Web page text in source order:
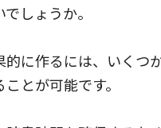
しょうか。
に作るには、いくつ
とが可能です。